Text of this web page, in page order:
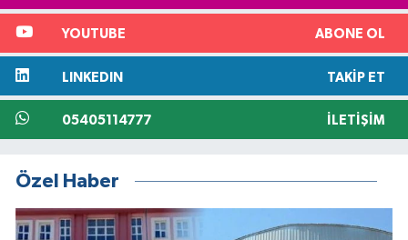
YOUTUBE ABONE OL
LINKEDIN TAKIP ET
05405114777 İLETIŞIM
Özel Haber